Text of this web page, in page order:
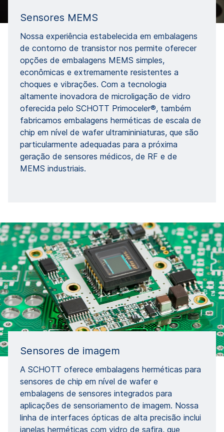
Sensores MEMS
Nossa experiência estabelecida em embalagens
de contorno de transistor nos permite oferecer
opções de embalagens MEMS simples,
econômicas e extremamente resistentes a
choques e vibrações. Com a tecnologia
altamente inovadora de microligação de vidro
oferecida pelo SCHOTT Primoceler®, também
fabricamos embalagens herméticas de escala de
chip em nível de wafer ultramininiaturas, que são
particularmente adequadas para a próxima
geração de sensores médicos, de RF e de
MEMS industriais.
Sensores de imagem
A SCHOTT oferece embalagens herméticas para
sensores de chip em nível de wafer e
embalagens de sensores integrados para
aplicações de sensoriamento de imagem. Nossa
linha de interfaces ópticas de alta precisão inclui
janelas herméticas com vidro de safira, que